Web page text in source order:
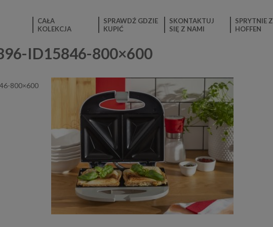
CAŁA
KOLEKCJA
SPRAWDŹ GDZIE
KUPIĆ
SKONTAKTUJ
SIĘ Z NAMI
SPRYTNIE Z
HOFFEN
ID15846-800×600